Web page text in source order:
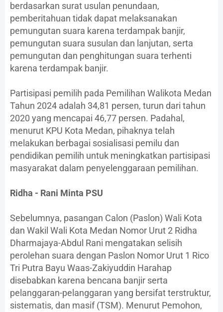
berdasarkan surat usulan penundaan,
pemberitahuan tidak dapat melaksanakan
pemungutan suara karena terdampak banjir,
pemungutan suara susulan dan lanjutan, serta
pemungutan dan penghitungan suara terhenti
karena terdampak banjir.
Partisipasi pemilih pada Pemilihan Walikota Medan
Tahun 2024 adalah 34,81 persen, turun dari tahun
2020 yang mencapai 46,77 persen. Padahal,
menurut KPU Kota Medan, pihaknya telah
melakukan berbagai sosialisasi pemilu dan
pendidikan pemilih untuk meningkatkan partisipasi
masyarakat dalam penyelenggaraan pemilihan.
Ridha - Rani Minta PSU
Sebelumnya, pasangan Calon (Paslon) Wali Kota
dan Wakil Wali Kota Medan Nomor Urut 2 Ridha
Dharmajaya-Abdul Rani mengatakan selisih
perolehan suara dengan Paslon Nomor Urut 1 Rico
Tri Putra Bayu Waas-Zakiyuddin Harahap
disebabkan karena bencana banjir serta
pelanggaran-pelanggaran yang bersifat terstruktur,
sistematis, dan masif (TSM). Menurut Pemohon,